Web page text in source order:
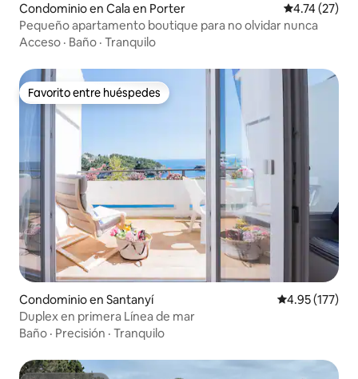
Condominio en Cala en Porter Calificación
4.74 (27)
Pequeño apartamento boutique para no olvidar nunca
Acceso · Baño · Tranquilo
Favorito entre huéspedes
Favorito entre huéspedes
Condominio en Santanyí Calificación
4.95 (177)
Duplex en primera Línea de mar
Baño · Precisión · Tranquilo